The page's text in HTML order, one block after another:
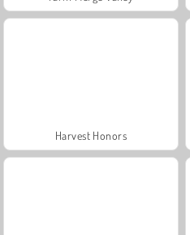
Harvest Honors